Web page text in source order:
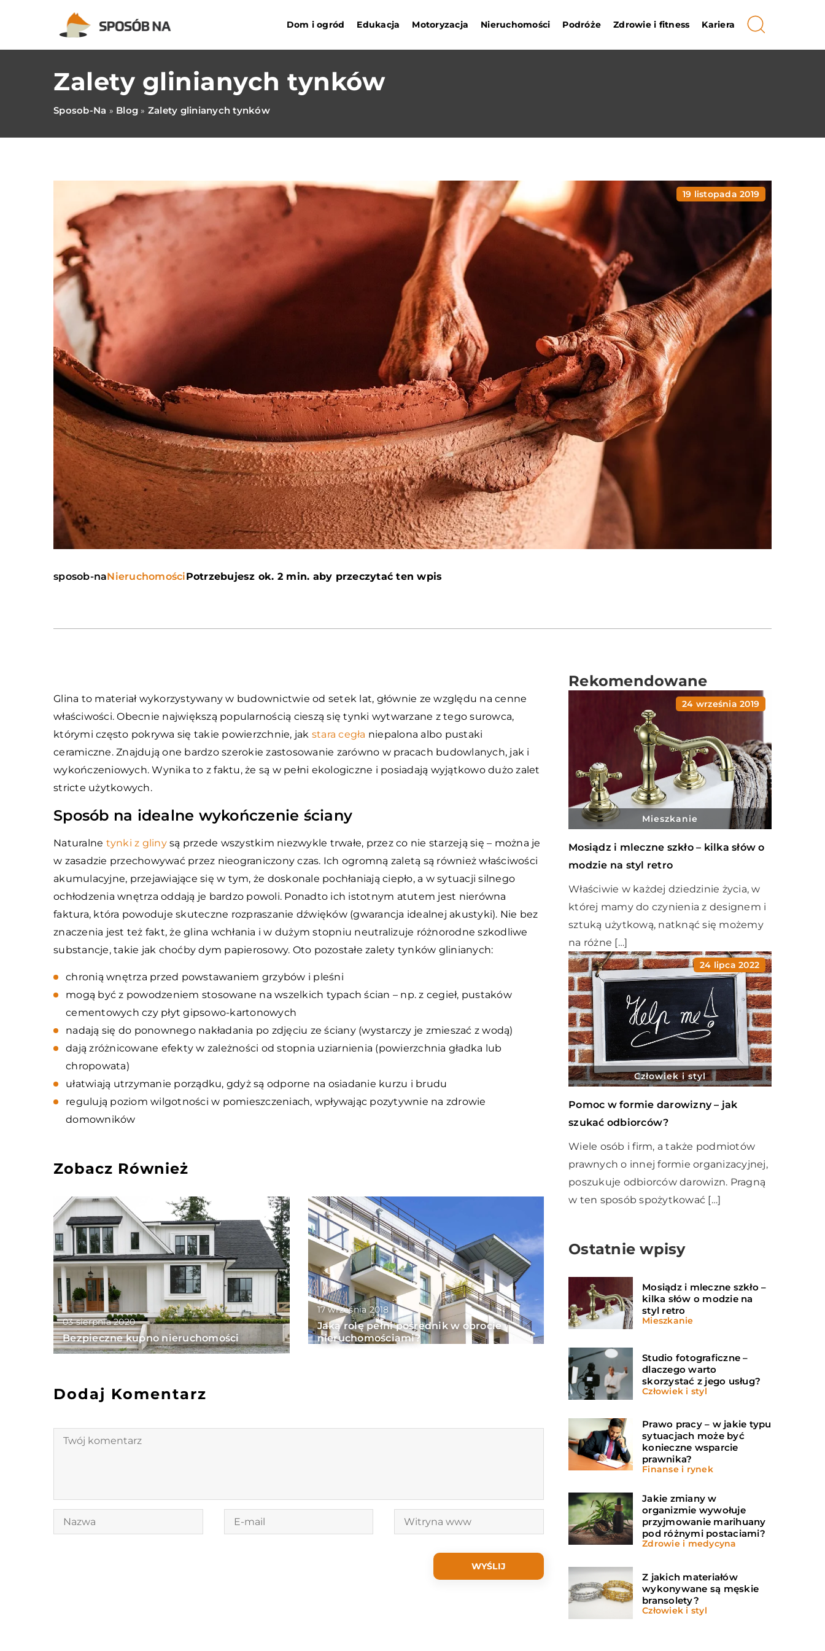
Dom i ogród Edukacja Motoryzacja Nieruchomości Podróże Zdrowie i fitness Kariera
Zalety glinianych tynków
Sposob-Na » Blog » Zalety glinianych tynków
19 listopada 2019
sposob-naNieruchomościPotrzebujesz ok. 2 min. aby przeczytać ten wpis
Glina to materiał wykorzystywany w budownictwie od setek lat, głównie ze względu na cenne
właściwości. Obecnie największą popularnością cieszą się tynki wytwarzane z tego surowca,
którymi często pokrywa się takie powierzchnie, jak stara cegła niepalona albo pustaki
ceramiczne. Znajdują one bardzo szerokie zastosowanie zarówno w pracach budowlanych, jak i
wykończeniowych. Wynika to z faktu, że są w pełni ekologiczne i posiadają wyjątkowo dużo zalet
stricte użytkowych.
Sposób na idealne wykończenie ściany
Naturalne tynki z glinysą przede wszystkim niezwykle trwałe, przez co nie starzeją się – można je
w zasadzie przechowywać przez nieograniczony czas. Ich ogromną zaletą są również właściwości
akumulacyjne, przejawiające się w tym, że doskonale pochłaniają ciepło, a w sytuacji silnego
ochłodzenia wnętrza oddają je bardzo powoli. Ponadto ich istotnym atutem jest nierówna
faktura, która powoduje skuteczne rozpraszanie dźwięków (gwarancja idealnej akustyki). Nie bez
znaczenia jest też fakt, że glina wchłania i w dużym stopniu neutralizuje różnorodne szkodliwe
substancje, takie jak choćby dym papierosowy. Oto pozostałe zalety tynków glinianych:
chronią wnętrza przed powstawaniem grzybów i pleśni
mogą być z powodzeniem stosowane na wszelkich typach ścian – np. z cegieł, pustaków
cementowych czy płyt gipsowo-kartonowych
nadają się do ponownego nakładania po zdjęciu ze ściany (wystarczy je zmieszać z wodą)
dają zróżnicowane efekty w zależności od stopnia uziarnienia (powierzchnia gładka lub
chropowata)
ułatwiają utrzymanie porządku, gdyż są odporne na osiadanie kurzu i brudu
regulują poziom wilgotności w pomieszczeniach, wpływając pozytywnie na zdrowie
domowników
Zobacz Również
03 sierpnia 2020
Bezpieczne kupno nieruchomości
17 września 2018
Jaką rolę pełni pośrednik w obrocie
nieruchomościami?
Dodaj Komentarz
Rekomendowane
24 września 2019
Mieszkanie
Mosiądz i mleczne szkło – kilka słów o
modzie na styl retro
Właściwie w każdej dziedzinie życia, w
której mamy do czynienia z designem i
sztuką użytkową, natknąć się możemy
na różne […]
24 lipca 2022
Człowiek i styl
Pomoc w formie darowizny – jak
szukać odbiorców?
Wiele osób i firm, a także podmiotów
prawnych o innej formie organizacyjnej,
poszukuje odbiorców darowizn. Pragną
w ten sposób spożytkować […]
Ostatnie wpisy
Mosiądz i mleczne szkło –
kilka słów o modzie na
styl retro
Mieszkanie
Studio fotograficzne –
dlaczego warto
skorzystać z jego usług?
Człowiek i styl
Prawo pracy – w jakie typu
sytuacjach może być
konieczne wsparcie
prawnika?
Finanse i rynek
Jakie zmiany w
organizmie wywołuje
przyjmowanie marihuany
pod różnymi postaciami?
Zdrowie i medycyna
Z jakich materiałów
wykonywane są męskie
bransolety?
Człowiek i styl